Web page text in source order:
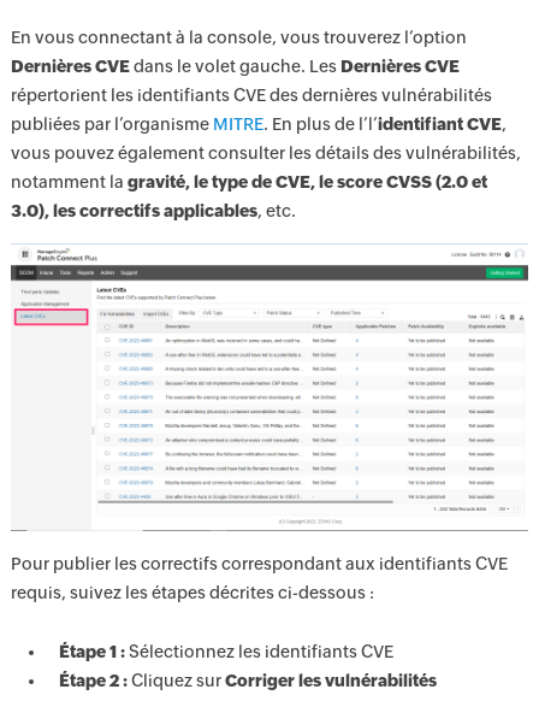
En vous connectant à la console, vous trouverez l’option
Dernières CVEdans le volet gauche. Les Dernières CVE
répertorient les identifiants CVE des dernières vulnérabilités
publiées par l’organisme MITRE. En plus de l’l’identifiant CVE,
vous pouvez également consulter les détails des vulnérabilités,
notamment la gravité, le type de CVE, le score CVSS (2.0 et
3.0), les correctifs applicables, etc.
Pour publier les correctifs correspondant aux identifiants CVE
requis, suivez les étapes décrites ci-dessous :
Étape 1 :Sélectionnez les identifiants CVE
Étape 2 :Cliquez surCorriger les vulnérabilités